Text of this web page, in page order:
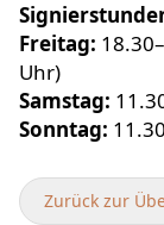
Freitag:
Uhr)
Samstag:
Sonntag:
Zurück zur